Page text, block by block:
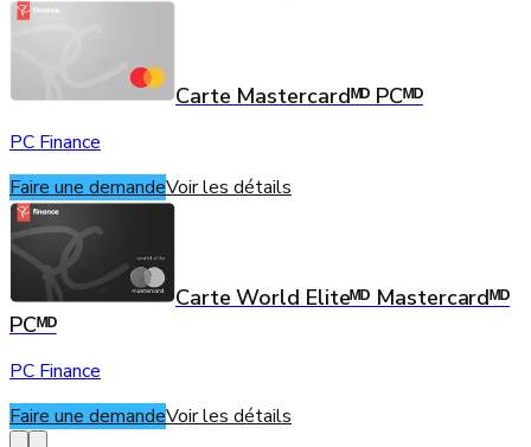
Carte Mastercardᴹᴰ PCᴹᴰ
PC Finance
Faire une demandeVoir les détails
Carte World Eliteᴹᴰ Mastercardᴹᴰ
PCᴹᴰ
PC Finance
Faire une demandeVoir les détails